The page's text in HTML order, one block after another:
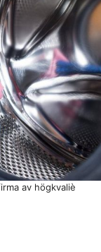
av högkvaliè